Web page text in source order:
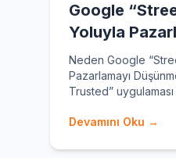
Google
Yoluyla
Neden Google
Pazarlamayı
Trusted”
Devamını Oku →